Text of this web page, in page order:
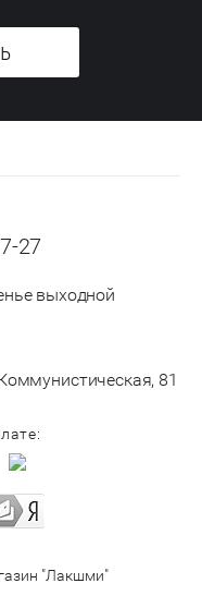
27
выходной
81
"Лакшми"